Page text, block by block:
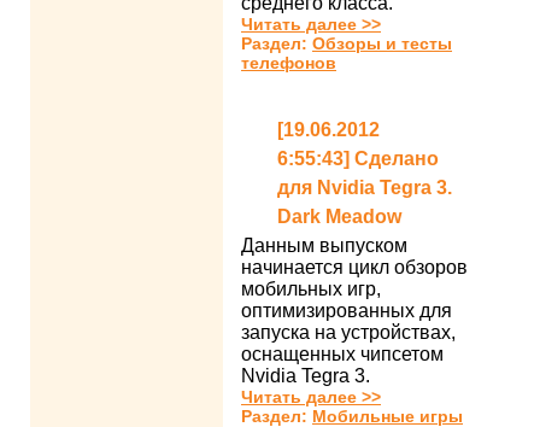
Читать далее >>
Раздел: Обзоры и тесты
телефонов
[19.06.2012
6:55:43] Сделано
для Nvidia Tegra 3.
Dark Meadow
Данным выпуском
начинается цикл обзоров
мобильных игр,
оптимизированных для
запуска на устройствах,
оснащенных чипсетом
Nvidia Tegra 3.
Читать далее >>
Раздел: Мобильные игры